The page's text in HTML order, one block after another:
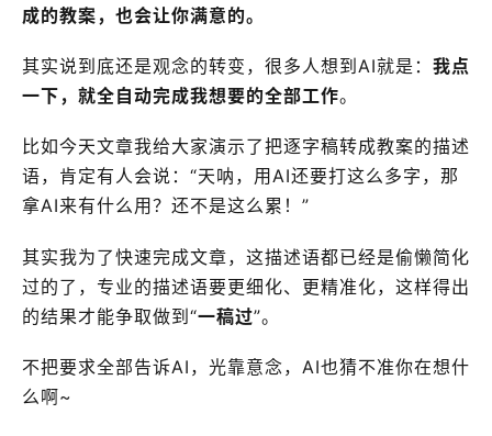
成的教案，也会让你满意的。
其实说到底还是观念的转变，很多人想到AI就是： 我点
一下，就全自动完成我想要的全部工作。
比如今天文章我给大家演示了把逐字稿转成教案的描述
语，肯定有人会说：“天呐，用AI还要打这么多字，那
拿AI来有什么用？还不是这么累！”
其实我为了快速完成文章，这描述语都已经是偷懒简化
过的了，专业的描述语要更细化、更精准化，这样得出
的结果才能争取做到“一稿过”。
不把要求全部告诉AI，光靠意念，AI也猜不准你在想什
么啊~